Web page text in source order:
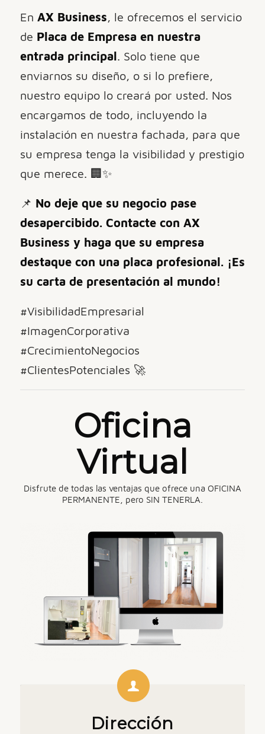
En AX Business, le ofrecemos el servicio
de Placa de Empresa en nuestra
entrada principal. Solo tiene que
enviarnos su diseño, o si lo prefiere,
nuestro equipo lo creará por usted. Nos
encargamos de todo, incluyendo la
instalación en nuestra fachada, para que
su empresa tenga la visibilidad y prestigio
que merece. 🏢✨
📌 No deje que su negocio pase
desapercibido. Contacte con AX
Business y haga que su empresa
destaque con una placa profesional. ¡Es
su carta de presentación al mundo!
#VisibilidadEmpresarial
#ImagenCorporativa
#CrecimientoNegocios
#ClientesPotenciales 🚀
Oficina
Virtual
Disfrute de todas las ventajas que ofrece una OFICINA
PERMANENTE, pero SIN TENERLA.
Dirección